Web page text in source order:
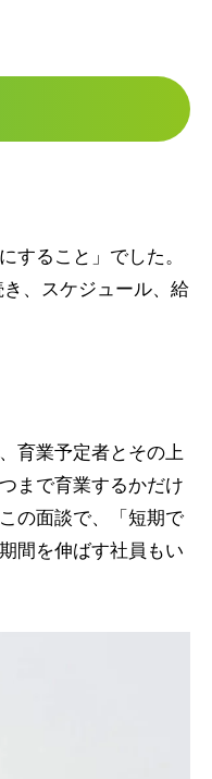
すること」でした。
、スケジュール、給
育業予定者とその上
まで育業するかだけ
の面談で、「短期で
間を伸ばす社員もい